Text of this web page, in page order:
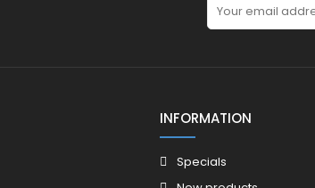
INFORMATION
Specials